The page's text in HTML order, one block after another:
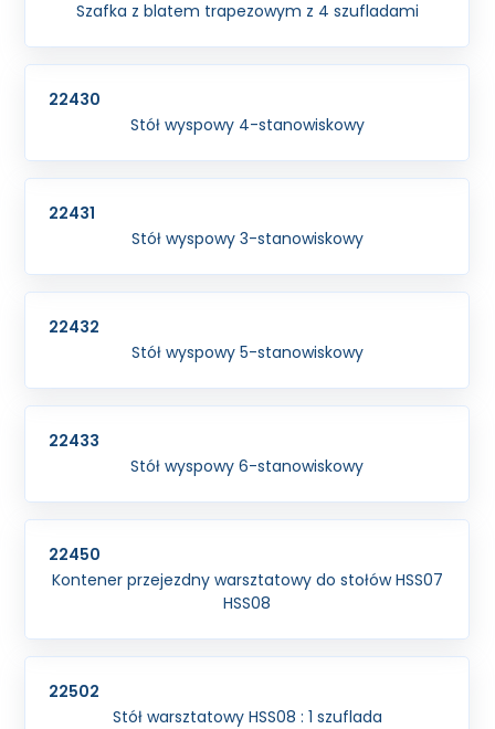
Szafka z blatem trapezowym z 4 szufladami
22430
Stół wyspowy 4-stanowiskowy
22431
Stół wyspowy 3-stanowiskowy
22432
Stół wyspowy 5-stanowiskowy
22433
Stół wyspowy 6-stanowiskowy
22450
Kontener przejezdny warsztatowy do stołów HSS07
HSS08
22502
Stół warsztatowy HSS08 : 1 szuflada